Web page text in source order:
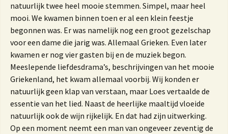
natuurlijk twee heel mooie stemmen. Simpel, maar heel
mooi. We kwamen binnen toen er al een klein feestje
begonnen was. Er was namelijk nog een groot gezelschap
voor een dame die jarig was. Allemaal Grieken. Even later
kwamen er nog vier gasten bij en de muziek begon.
Meeslepende liefdesdrama’s, beschrijvingen van het mooie
Griekenland, het kwam allemaal voorbij. Wij konden er
natuurlijk geen klap van verstaan, maar Loes vertaalde de
essentie van het lied. Naast de heerlijke maaltijd vloeide
natuurlijk ook de wijn rijkelijk. En dat had zijn uitwerking.
Op een moment neemt een man van ongeveer zeventig de